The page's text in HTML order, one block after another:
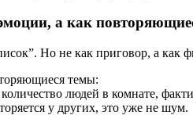
а как
Но не как приговор, а
темы:
людей в комнате,
у других, это уже не шум.